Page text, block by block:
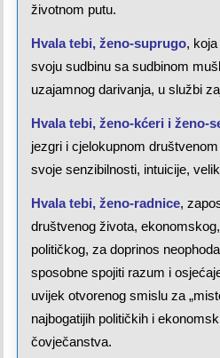
životnom putu.
Hvala tebi, ženo-suprugo,
svoju sudbinu sa sudbinom
uzajamnog darivanja, u službi
Hvala tebi, ženo-kćeri i ženo-
jezgri i cjelokupnom
svoje senzibilnosti, intuicije,
Hvala tebi, ženo-radnice,
društvenog života,
političkog, za doprinos
sposobne spojiti razum i
uvijek otvorenog smislu za
najbogatijih političkih i
čovječanstva.